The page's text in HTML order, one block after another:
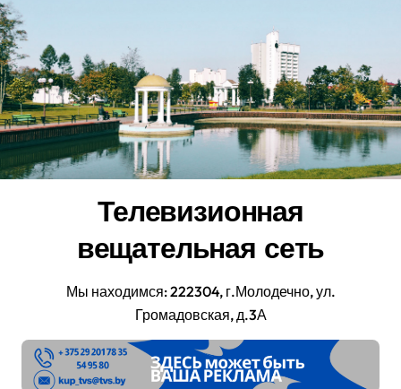
Перейти
к
содержанию
Телевизионная
вещательная сеть
Мы находимся: 222304, г.Молодечно, ул.
Громадовская, д.3А